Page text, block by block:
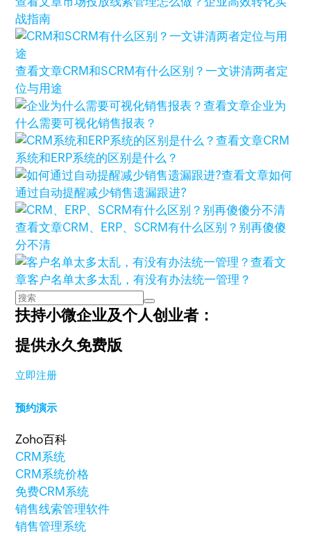
战指南
查看文章CRM和SCRM有什么区别？一文讲清两者定
位与用途
查看文章企业为
什么需要可视化销售报表？
查看文章CRM
系统和ERP系统的区别是什么？
查看文章如何
通过自动提醒减少销售遗漏跟进?
查看文章CRM、ERP、SCRM有什么区别？别再傻傻
分不清
查看文
章客户名单太多太乱，有没有办法统一管理？
扶持小微企业及个人创业者：
提供永久免费版
立即注册
预约演示
Zoho百科
CRM系统
CRM系统价格
免费CRM系统
销售线索管理软件
销售管理系统